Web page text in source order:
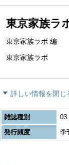
東京家族ラ
東京家族ラボ 編
東京家族ラボ
詳しい情報を閉じ
雑誌種別 03
発行頻度
季